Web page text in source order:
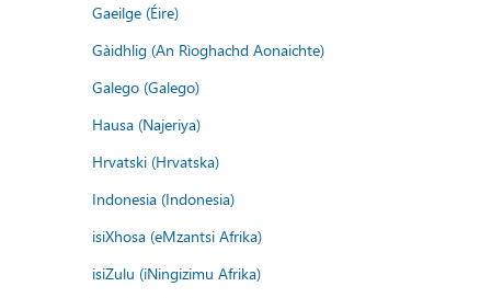
Gaeilge (Éire)
Gàidhlig (An Rìoghachd Aonaichte)
Galego (Galego)
Hausa (Najeriya)
Hrvatski (Hrvatska)
Indonesia (Indonesia)
isiXhosa (eMzantsi Afrika)
isiZulu (iNingizimu Afrika)